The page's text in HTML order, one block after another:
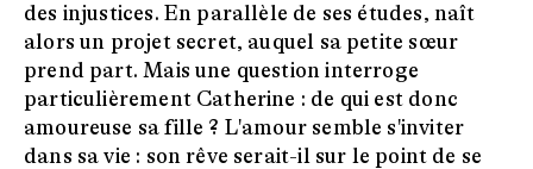
des injustices. En parallèle de ses études, naît
alors un projet secret, auquel sa petite sœur
prend part. Mais une question interroge
particulièrement Catherine : de qui est donc
amoureuse sa fille ? L'amour semble s'inviter
dans sa vie : son rêve serait-il sur le point de se